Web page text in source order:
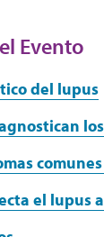
Evento
del lupus
el lupus